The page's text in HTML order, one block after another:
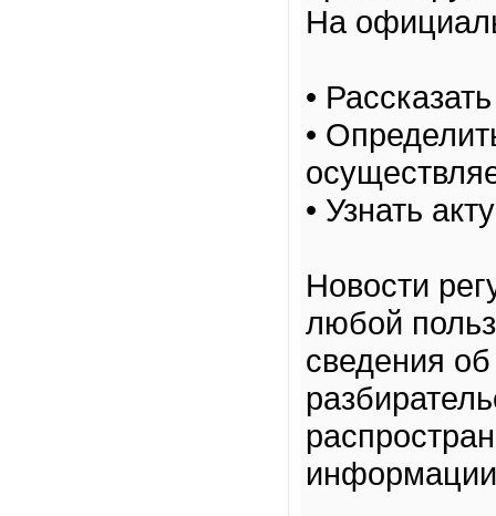
На
•
•
• Узнать
Новости
любой
сведения